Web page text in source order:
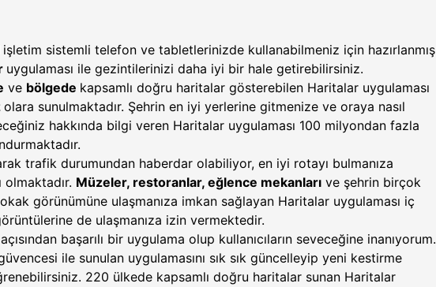
işletim sistemli telefon ve tabletlerinizde kullanabilmeniz için hazırlanmış
uygulaması ile gezintilerinizi daha iyi bir hale getirebilirsiniz.
ve bölgede kapsamlı doğru haritalar gösterebilen Haritalar uygulaması
olara sunulmaktadır. Şehrin en iyi yerlerine gitmenize ve oraya nasıl
hakkında bilgi veren Haritalar uygulaması 100 milyondan fazla
trafik durumundan haberdar olabiliyor, en iyi rotayı bulmanıza
olmaktadır. Müzeler, restoranlar, eğlence mekanları ve şehrin birçok
görünümüne ulaşmanıza imkan sağlayan Haritalar uygulaması iç
de ulaşmanıza izin vermektedir.
başarılı bir uygulama olup kullanıcıların seveceğine inanıyorum.
ile sunulan uygulamasını sık sık güncelleyip yeni kestirme
220 ülkede kapsamlı doğru haritalar sunan Haritalar